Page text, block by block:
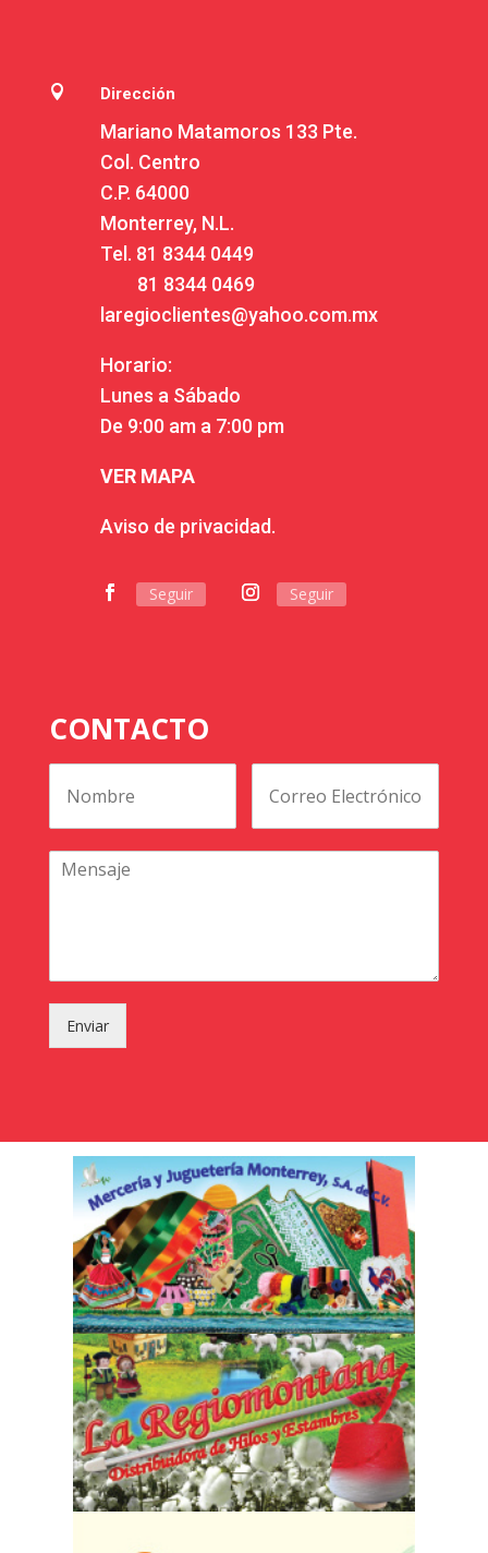
 Dirección
Mariano Matamoros 133 Pte.
Col. Centro
C.P. 64000
Monterrey, N.L.
Tel. 81 8344 0449
81 8344 0469
laregioclientes@yahoo.com.mx
Horario:
Lunes a Sábado
De 9:00 am a 7:00 pm
VER MAPA
Aviso de privacidad.
Seguir Seguir
CONTACTO
Enviar